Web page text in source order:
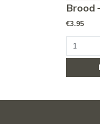
Brood
€3.95
Brood -